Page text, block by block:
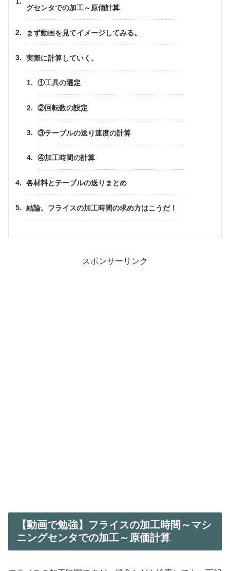
グセンタでの加工～原価計算
まず動画を見てイメージしてみる。
実際に計算していく。
①工具の選定
②回転数の設定
③テーブルの送り速度の計算
④加工時間の計算
各材料とテーブルの送りまとめ
結論。フライスの加工時間の求め方はこうだ！
スポンサーリンク
【動画で勉強】フライスの加工時間～マシ
ニングセンタでの加工～原価計算